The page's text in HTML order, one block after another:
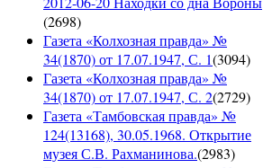
(2698)
Газета «Колхозная правда» №
34(1870) от 17.07.1947, С. 1(3094)
Газета «Колхозная правда» №
34(1870) от 17.07.1947, С. 2(2729)
Газета «Тамбовская правда» №
124(13168), 30.05.1968. Открытие
музея С.В. Рахманинова.(2983)